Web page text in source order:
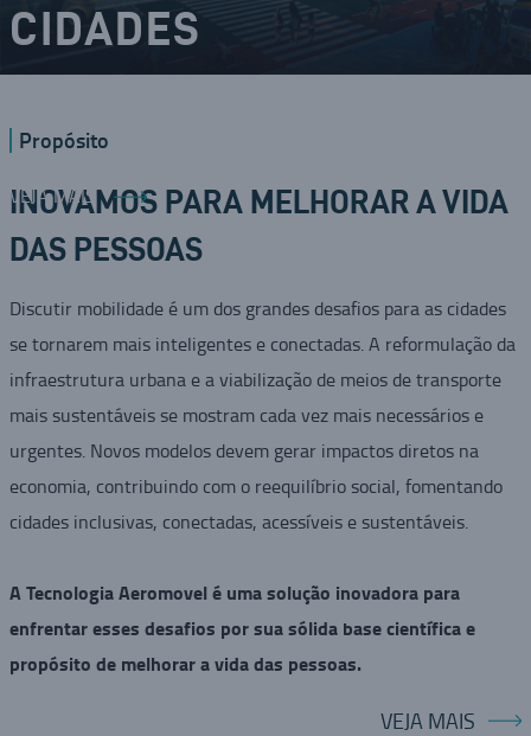
CIDADES
VEJA MAIS
Propósito
INOVAMOS PARA MELHORAR A VIDA
DAS PESSOAS
Discutir mobilidade é um dos grandes desafios para as cidades
se tornarem mais inteligentes e conectadas. A reformulação da
infraestrutura urbana e a viabilização de meios de transporte
mais sustentáveis se mostram cada vez mais necessários e
urgentes. Novos modelos devem gerar impactos diretos na
economia, contribuindo com o reequilíbrio social, fomentando
cidades inclusivas, conectadas, acessíveis e sustentáveis.
A Tecnologia Aeromovel é uma solução inovadora para
enfrentar esses desafios por sua sólida base científica e
propósito de melhorar a vida das pessoas.
VEJA MAIS